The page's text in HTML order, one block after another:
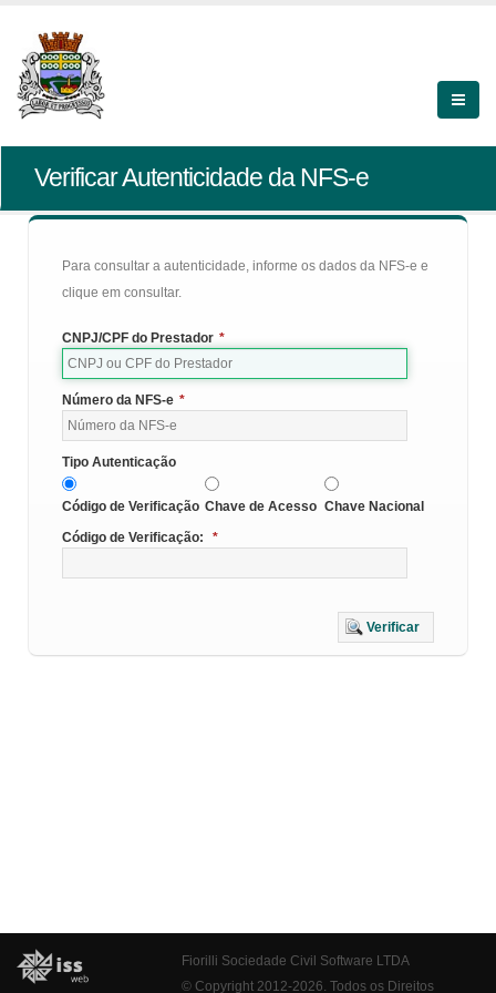
Verificar Autenticidade da NFS-e
Para consultar a autenticidade, informe os dados da NFS-e e
clique em consultar.
CNPJ/CPF do Prestador *
Número da NFS-e *
Tipo Autenticação
Código de Verificação Chave de Acesso Chave Nacional
Código de Verificação:
*
Verificar
Fiorilli Sociedade Civil Software LTDA
© Copyright 2012-2026. Todos os Direitos